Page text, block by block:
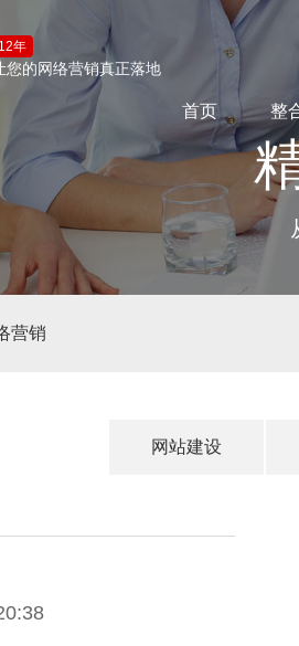
12年
您的网络营销真正落地
首页 整
营销
网站建设